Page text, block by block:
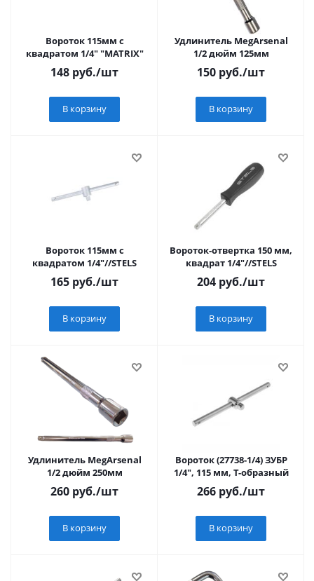
Вороток 115мм с
квадратом 1/4" "MATRIX"
148 руб./шт
В корзину
Удлинитель MegArsenal
1/2 дюйм 125мм
150 руб./шт
В корзину
Вороток 115мм с
квадратом 1/4"//STELS
165 руб./шт
В корзину
Вороток-отвертка 150 мм,
квадрат 1/4"//STELS
204 руб./шт
В корзину
Удлинитель MegArsenal
1/2 дюйм 250мм
260 руб./шт
В корзину
Вороток (27738-1/4) ЗУБР
1/4", 115 мм, Т-образный
266 руб./шт
В корзину